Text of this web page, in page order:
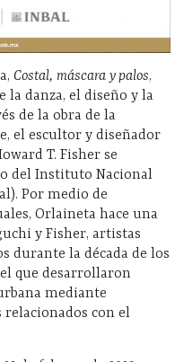
Costal, máscara y palos,
la danza, el diseño y la
de la obra de la
el escultor y diseñador
T. Fisher se
del Instituto Nacional
Por medio de
Orlaineta hace una
y Fisher, artistas
durante la década de los
que desarrollaron
mediante
relacionados con el